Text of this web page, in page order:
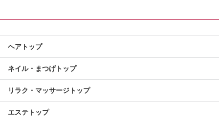
ヘアトップ
ネイル・まつげトップ
リラク・マッサージトップ
エステトップ